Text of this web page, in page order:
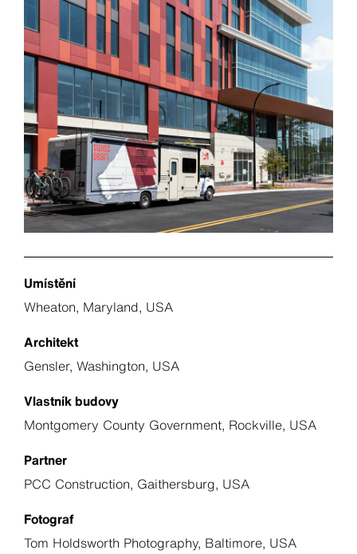
Umístění
Wheaton, Maryland, USA
Architekt
Gensler, Washington, USA
Vlastník budovy
Montgomery County Government, Rockville, USA
Partner
PCC Construction, Gaithersburg, USA
Fotograf
Tom Holdsworth Photography, Baltimore, USA